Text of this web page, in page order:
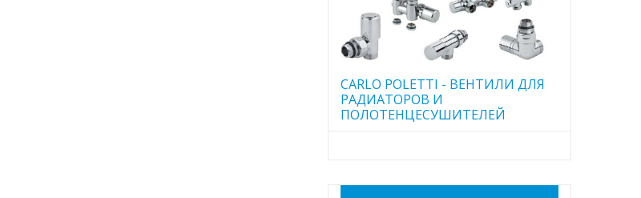
CARLO POLETTI - ВЕНТИЛИ ДЛЯ
РАДИАТОРОВ И
ПОЛОТЕНЦЕСУШИТЕЛЕЙ